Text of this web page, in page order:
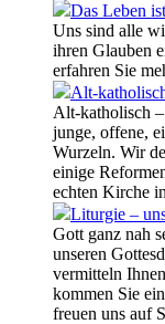
Das Leben
Uns sind alle
ihren Glauben
erfahren Sie
Alt-
Alt-katholisch
junge, offene,
Wurzeln. Wir
einige
echten Kirche
Liturgie –
Gott ganz nah
unseren
vermitteln
kommen Sie
freuen uns auf